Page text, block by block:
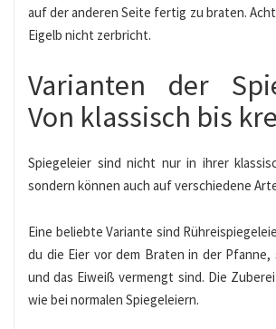
auf der anderen Seite fertig zu braten.
Eigelb nicht zerbricht.
Varianten der
Von klassisch bis
Spiegeleier sind nicht nur in ihrer
sondern können auch auf verschiedene
Eine beliebte Variante sind
du die Eier vor dem Braten in der Pfanne,
und das Eiweiß vermengt sind. Die
wie bei normalen Spiegeleiern.